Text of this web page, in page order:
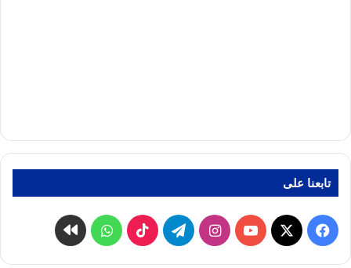
تابعنا على
فيسبوك
‫X
‫YouTubeانستقرامتيلقرام ‫TikTokواتسابكواى